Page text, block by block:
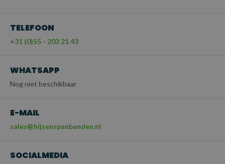
TELEFOON
+31 (0)55 - 203 21 43
WHATSAPP
Nog niet beschikbaar
E-MAIL
sales@hijsenspanbanden.nl
SOCIALMEDIA